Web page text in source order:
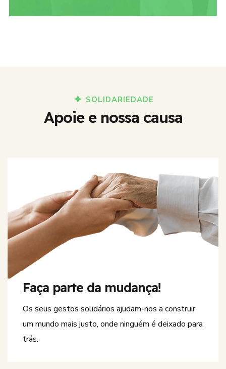
SOLIDARIEDADE
Apoie e nossa causa
Faça parte da mudança!
Os seus gestos solidários ajudam-nos a construir
um mundo mais justo, onde ninguém é deixado para
trás.